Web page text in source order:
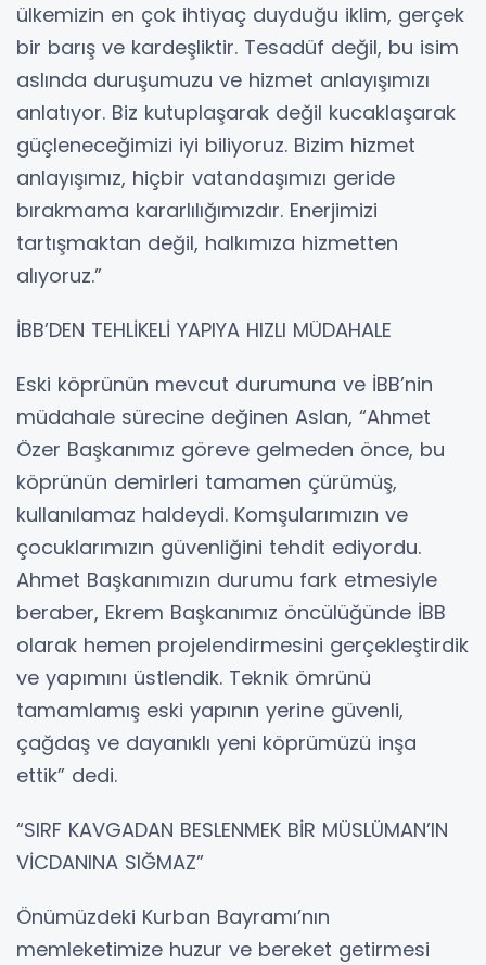
ülkemizin en çok ihtiyaç duyduğu iklim, gerçek
bir barış ve kardeşliktir. Tesadüf değil, bu isim
aslında duruşumuzu ve hizmet anlayışımızı
anlatıyor. Biz kutuplaşarak değil kucaklaşarak
güçleneceğimizi iyi biliyoruz. Bizim hizmet
anlayışımız, hiçbir vatandaşımızı geride
bırakmama kararlılığımızdır. Enerjimizi
tartışmaktan değil, halkımıza hizmetten
alıyoruz.”
İBB’DEN TEHLİKELİ YAPIYA HIZLI MÜDAHALE
Eski köprünün mevcut durumuna ve İBB’nin
müdahale sürecine değinen Aslan, “Ahmet
Özer Başkanımız göreve gelmeden önce, bu
köprünün demirleri tamamen çürümüş,
kullanılamaz haldeydi. Komşularımızın ve
çocuklarımızın güvenliğini tehdit ediyordu.
Ahmet Başkanımızın durumu fark etmesiyle
beraber, Ekrem Başkanımız öncülüğünde İBB
olarak hemen projelendirmesini gerçekleştirdik
ve yapımını üstlendik. Teknik ömrünü
tamamlamış eski yapının yerine güvenli,
çağdaş ve dayanıklı yeni köprümüzü inşa
ettik” dedi.
“SIRF KAVGADAN BESLENMEK BİR MÜSLÜMAN’IN
VİCDANINA SIĞMAZ”
Önümüzdeki Kurban Bayramı’nın
memleketimize huzur ve bereket getirmesi